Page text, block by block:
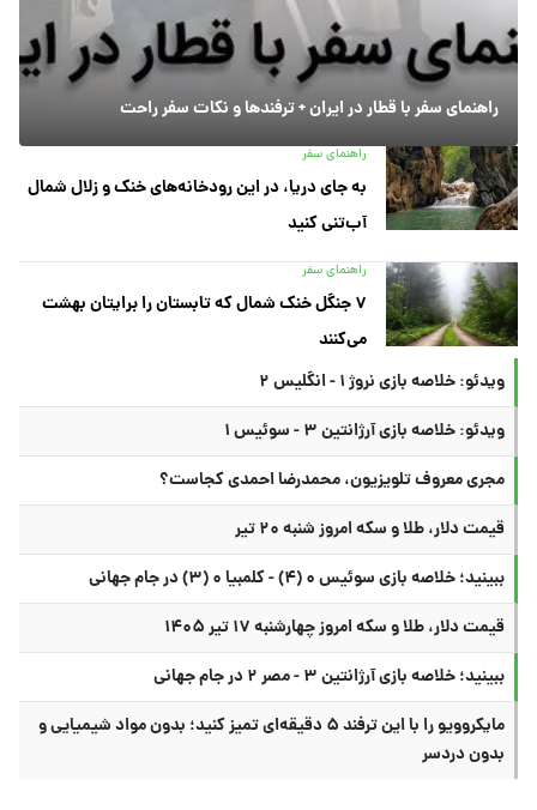
راهنمای سفر با قطار در ایران + ترفندها و نکات سفر راحت
راهنمای سفر
به جای دریا، در این رودخانه‌های خنک و زلال شمال
آب‌تنی کنید
راهنمای سفر
۷ جنگل خنک شمال که تابستان را برایتان بهشت
می‌کنند
ویدئو: خلاصه بازی نروژ ۱ - انگلیس ۲
ویدئو: خلاصه بازی آرژانتین ۳ - سوئیس ۱
مجری معروف تلویزیون، محمدرضا احمدی کجاست؟
قیمت دلار، طلا و سکه امروز شنبه ۲۰ تیر
ببینید؛ خلاصه بازی سوئیس ۰ (۴) - کلمبیا ۰ (۳) در جام جهانی
قیمت دلار، طلا و سکه امروز چهارشنبه ۱۷ تیر ۱۴۰۵
ببینید؛ خلاصه بازی آرژانتین ۳ - مصر ۲ در جام جهانی
مایکروویو را با این ترفند ۵ دقیقه‌ای تمیز کنید؛ بدون مواد شیمیایی و
بدون دردسر